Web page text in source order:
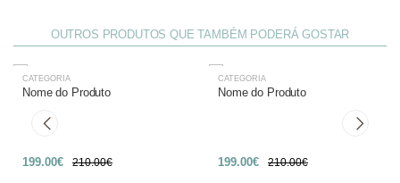
OUTROS PRODUTOS QUE TAMBÉM PODERÁ GOSTAR
-27%
CATEGORIA
Nome do Produto
199.00€ 210.00€
-27%
CATEGORIA
Nome do Produto
199.00€ 210.00€